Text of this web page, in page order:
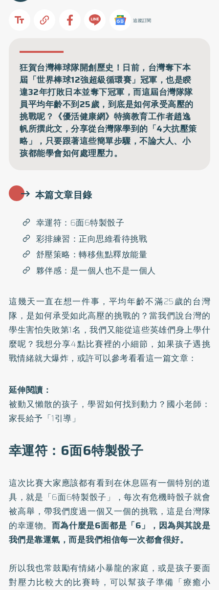
追蹤訂閱
狂賀台灣棒球隊開創歷史！日前，台灣奪下本
屆「世界棒球12強超級循環賽」冠軍，也是睽
違32年打敗日本並奪下冠軍，而這屆台灣隊隊
員平均年齡不到25歲，到底是如何承受高壓的
挑戰呢？《優活健康網》特摘教育工作者趙逸
帆所撰此文，分享從台灣隊學到的「4大抗壓策
略」，只要跟著這些簡單步驟，不論大人、小
孩都能學會如何處理壓力。
本篇文章目錄
幸運符：6面6特製骰子
彩排練習：正向思維看待挑戰
舒壓策略：轉移焦點釋放能量
​夥伴感：是一個人也不是一個人
這幾天一直在想一件事，平均年齡不滿25歲的台灣
隊，是如何承受如此高壓的挑戰的？當我們說台灣的
學生害怕失敗第1名，我們又能從這些英雄們身上學什
麼呢？我想分享4點比賽裡的小細節，如果孩子遇挑
戰情緒就大爆炸，或許可以參考看看這一篇文章：
延伸閱讀：
被動又懶散的孩子，學習如何找到動力？國小老師：
家長給予「1引導」
幸運符：6面6特製骰子
這次比賽大家應該都有看到在休息區有一個特別的道
具，就是「6面6特製骰子」，每次有危機時骰子就會
被高舉，帶我們度過一個又一個的挑戰，這是台灣隊
的幸運物。 而為什麼是6面都是「6」，因為與其說是
我們是靠運氣，而是我們相信每一次都會很好。
所以我也常鼓勵有情緒小暴龍的家庭，或是孩子要面
對壓力比較大的比賽時，可以幫孩子準備「療癒小